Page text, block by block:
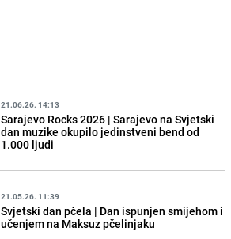
21.06.26. 14:13
Sarajevo Rocks 2026 | Sarajevo na Svjetski
dan muzike okupilo jedinstveni bend od
1.000 ljudi
21.05.26. 11:39
Svjetski dan pčela | Dan ispunjen smijehom i
učenjem na Maksuz pčelinjaku